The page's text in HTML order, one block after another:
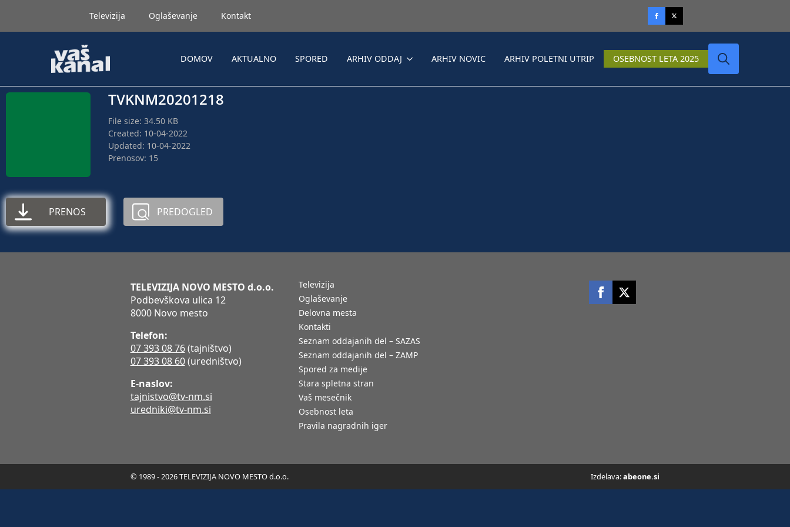
Televizija Oglaševanje Kontakt
DOMOV AKTUALNO SPORED ARHIV ODDAJ ARHIV NOVIC ARHIV POLETNI UTRIP OSEBNOST LETA 2025
TVKNM20201218
File size: 34.50 KB
Created: 10-04-2022
Updated: 10-04-2022
Prenosov: 15
PRENOS PREDOGLED
TELEVIZIJA NOVO MESTO d.o.o.
Podbevškova ulica 12
8000 Novo mesto
Telefon:
07 393 08 76(tajništvo)
07 393 08 60(uredništvo)
E-naslov:
tajnistvo@tv-nm.si
uredniki@tv-nm.si
Televizija
Oglaševanje
Delovna mesta
Kontakti
Seznam oddajanih del – SAZAS
Seznam oddajanih del – ZAMP
Spored za medije
Stara spletna stran
Vaš mesečnik
Osebnost leta
Pravila nagradnih iger
© 1989 - 2026 TELEVIZIJA NOVO MESTO d.o.o. Izdelava:abeone.si